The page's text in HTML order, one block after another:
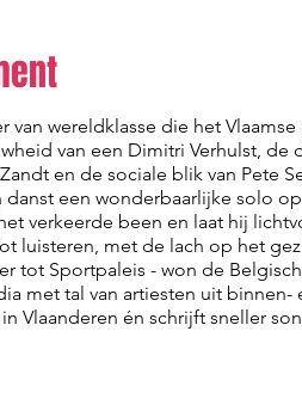
van wereldklasse die het
van een Dimitri Verhulst,
en de sociale blik van
een wonderbaarlijke solo
verkeerde been en laat hij
luisteren, met de lach op het
tot Sportpaleis - won de
met tal van artiesten uit binnen-
Vlaanderen én schrijft sneller